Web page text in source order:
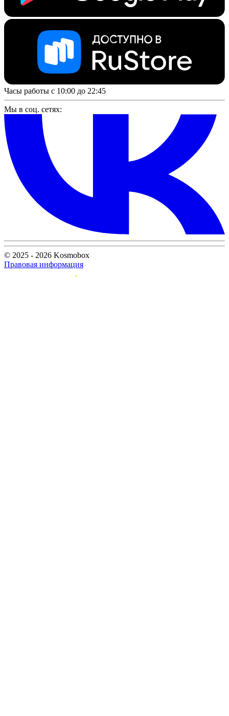
Часы работы с 10:00 до 22:45
Мы в соц. сетях:
© 2025 - 2026 Kosmobox
Правовая информация